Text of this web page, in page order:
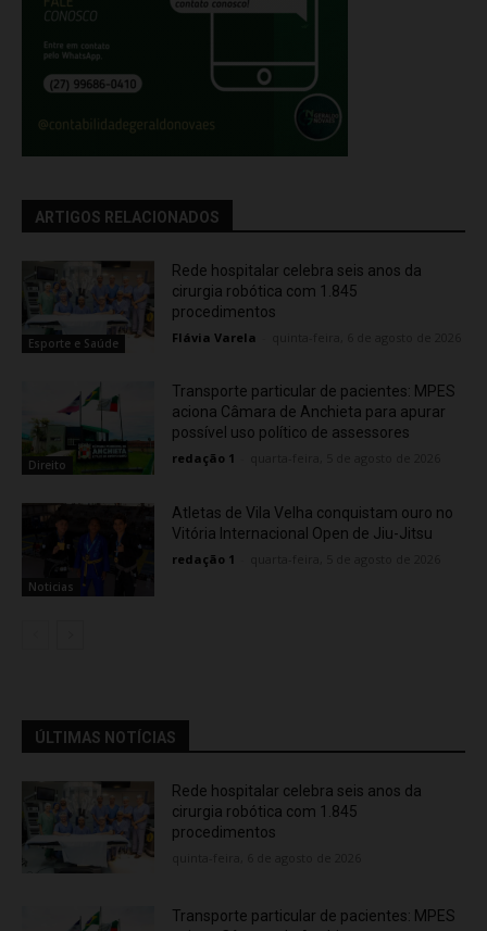
ARTIGOS RELACIONADOS
Esporte e Saúde
Rede hospitalar celebra seis anos da
cirurgia robótica com 1.845
procedimentos
Flávia Varela
Direito
Transporte particular de pacientes: MPES
aciona Câmara de Anchieta para apurar
possível uso político de assessores
redação 1
Noticias
Atletas de Vila Velha conquistam ouro no
Vitória Internacional Open de Jiu-Jitsu
redação 1
ÚLTIMAS NOTÍCIAS
Rede hospitalar celebra seis anos da
cirurgia robótica com 1.845
procedimentos
Transporte particular de pacientes: MPES